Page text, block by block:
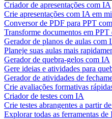
Criador de apresentações com IA
Crie apresentações com IA em
Conversor de PDF para PPT
Transforme documentos em
Gerador de planos de aulas com
Planeje suas aulas mais
Gerador de quebra-gelos com IA
Gere ideias e atividades para
Gerador de atividades de
Crie avaliações formativas
Criador de testes com IA
Crie testes abrangentes a partir
Explorar todas as ferramentas de